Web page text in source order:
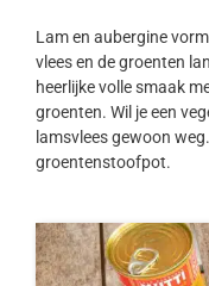
Lam en aubergine
vlees en de groenten
heerlijke volle smaak
groenten. Wil je een
lamsvlees gewoon
groentenstoofpot.